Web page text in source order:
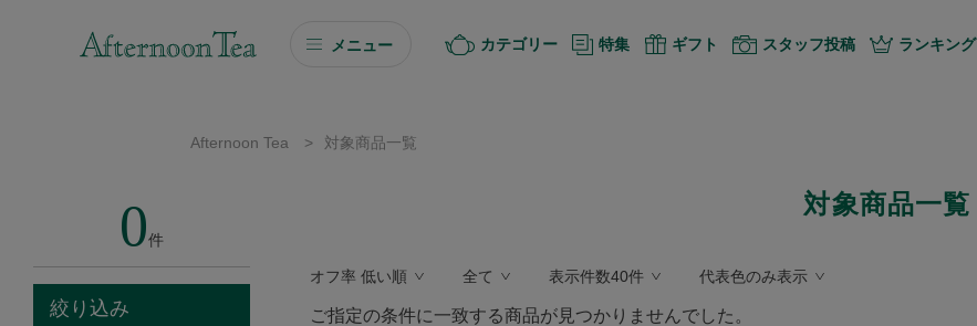
メニュー
ソーシャルギフト
カタログギフト
カテゴリー 特集 ギフト スタッフ投稿 ランキング
Afternoon Tea > 対象商品一覧
0件
絞り込み
対象商品一覧
オフ率 低い順 全て 表示件数40件 代表色のみ表示
ご指定の条件に一致する商品が見つかりませんでした。